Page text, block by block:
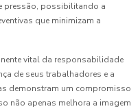
pressão, possibilitando a
que minimizam a
vital da responsabilidade
de seus trabalhadores e a
demonstram um compromisso
não apenas melhora a imagem